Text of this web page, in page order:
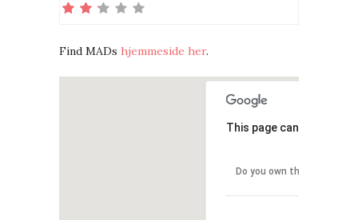
Find MADs hjemmeside her.
This page can't load
Do you own this website?